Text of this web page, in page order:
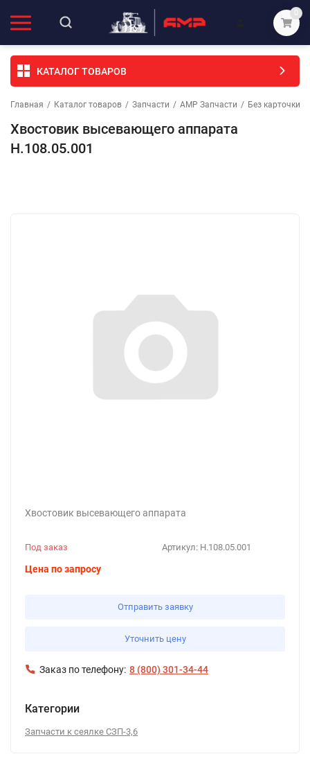
0
КАТАЛОГ ТОВАРОВ
Главная / Каталог товаров / Запчасти / АМР Запчасти / Без карточки
Хвостовик высевающего аппарата
Н.108.05.001
Хвостовик высевающего аппарата
Артикул: Н.108.05.001
Под заказ
Цена по запросу
Отправить заявку
Уточнить цену
Заказ по телефону: 8 (800) 301-34-44
Категории
Запчасти к сеялке СЗП-3,6